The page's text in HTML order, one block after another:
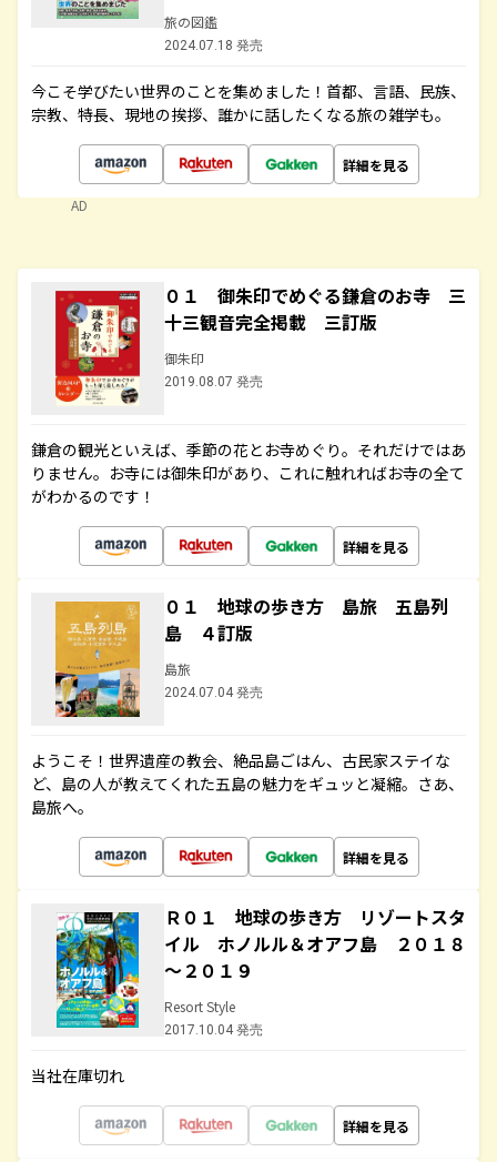
旅の図鑑
2024.07.18 発売
今こそ学びたい世界のことを集めました！首都、言語、民族、
宗教、特長、現地の挨拶、誰かに話したくなる旅の雑学も。
詳細を見る
AD
０１ 御朱印でめぐる鎌倉のお寺 三
十三観音完全掲載 三訂版
御朱印
2019.08.07 発売
鎌倉の観光といえば、季節の花とお寺めぐり。それだけではあ
りません。お寺には御朱印があり、これに触れればお寺の全て
がわかるのです！
詳細を見る
０１ 地球の歩き方 島旅 五島列
島 ４訂版
島旅
2024.07.04 発売
ようこそ！世界遺産の教会、絶品島ごはん、古民家ステイな
ど、島の人が教えてくれた五島の魅力をギュッと凝縮。さあ、
島旅へ。
詳細を見る
Ｒ０１ 地球の歩き方 リゾートスタ
イル ホノルル＆オアフ島 ２０１８
～２０１９
Resort Style
2017.10.04 発売
当社在庫切れ
詳細を見る